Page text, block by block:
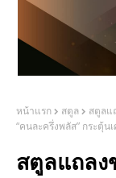
หน้าแรก สตูล
สตูลแ
“คนละครึ่งพลัส” กระตุ้น
สตูลแถลง